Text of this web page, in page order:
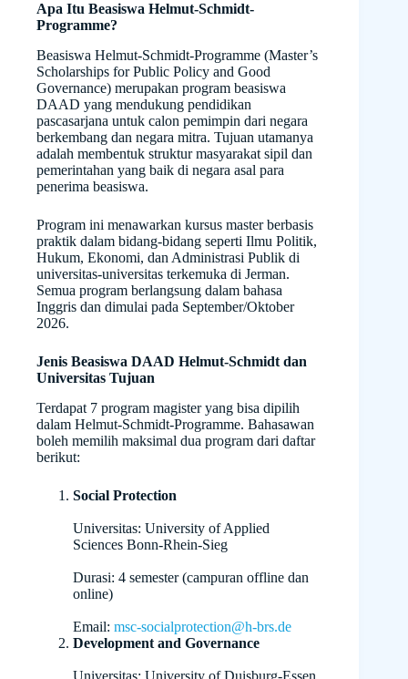
Apa Itu Beasiswa Helmut-Schmidt-
Programme?
Beasiswa Helmut-Schmidt-Programme (Master’s
Scholarships for Public Policy and Good
Governance) merupakan program beasiswa
DAAD yang mendukung pendidikan
pascasarjana untuk calon pemimpin dari negara
berkembang dan negara mitra. Tujuan utamanya
adalah membentuk struktur masyarakat sipil dan
pemerintahan yang baik di negara asal para
penerima beasiswa.
Program ini menawarkan kursus master berbasis
praktik dalam bidang-bidang seperti Ilmu Politik,
Hukum, Ekonomi, dan Administrasi Publik di
universitas-universitas terkemuka di Jerman.
Semua program berlangsung dalam bahasa
Inggris dan dimulai pada September/Oktober
2026.
Jenis Beasiswa DAAD Helmut-Schmidt dan
Universitas Tujuan
Terdapat 7 program magister yang bisa dipilih
dalam Helmut-Schmidt-Programme. Bahasawan
boleh memilih maksimal dua program dari daftar
berikut:
Social Protection
Universitas: University of Applied
Sciences Bonn-Rhein-Sieg
Durasi: 4 semester (campuran offline dan
online)
Email: msc-socialprotection@h-brs.de
Development and Governance
Universitas: University of Duisburg-Essen